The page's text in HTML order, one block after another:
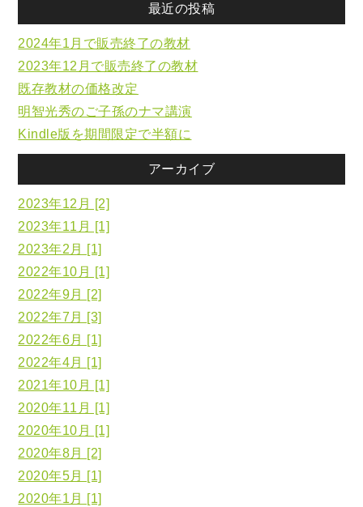
最近の投稿
2024年1月で販売終了の教材
2023年12月で販売終了の教材
既存教材の価格改定
明智光秀のご子孫のナマ講演
Kindle版を期間限定で半額に
アーカイブ
2023年12月 [2]
2023年11月 [1]
2023年2月 [1]
2022年10月 [1]
2022年9月 [2]
2022年7月 [3]
2022年6月 [1]
2022年4月 [1]
2021年10月 [1]
2020年11月 [1]
2020年10月 [1]
2020年8月 [2]
2020年5月 [1]
2020年1月 [1]